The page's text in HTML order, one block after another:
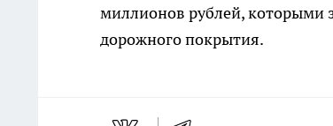
миллионов рублей, которыми
дорожного покрытия.